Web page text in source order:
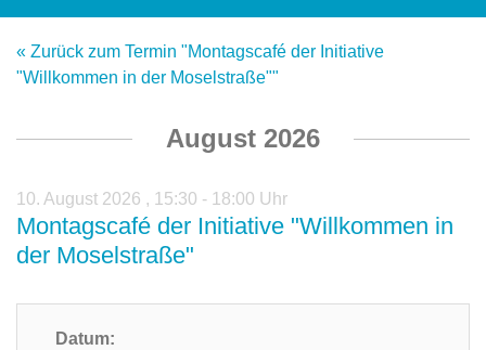
« Zurück zum Termin "Montagscafé der Initiative
"Willkommen in der Moselstraße""
August 2026
10. August 2026 , 15:30 - 18:00 Uhr
Montagscafé der Initiative "Willkommen in
der Moselstraße"
Datum: